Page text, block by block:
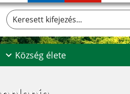
Keresett kifejezés...
Község élete